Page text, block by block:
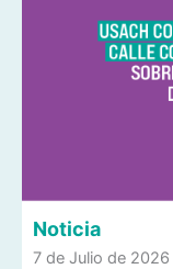
Noticia
7 de Julio de 2026